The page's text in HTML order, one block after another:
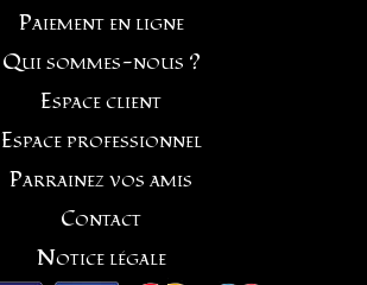
Paiement en ligne
Qui sommes-nous ?
Espace client
Espace professionnel
Parrainez vos amis
Contact
Notice légale